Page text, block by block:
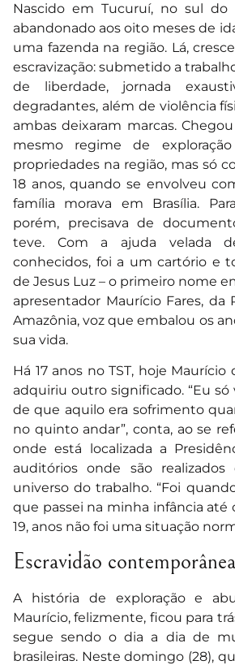
Nascido em Tucuruí, no sul do
abandonado aos oito meses de
uma fazenda na região. Lá,
escravização: submetido a
de liberdade, jornada
degradantes, além de violência
ambas deixaram marcas.
mesmo regime de
propriedades na região, mas só
18 anos, quando se envolveu
família morava em Brasília.
porém, precisava de
teve. Com a ajuda velada
conhecidos, foi a um cartório e
de Jesus Luz – o primeiro nome
apresentador Maurício Fares, da
Amazônia, voz que embalou os
sua vida.
Há 17 anos no TST, hoje
adquiriu outro significado. “Eu
de que aquilo era sofrimento
no quinto andar”, conta, ao se
onde está localizada a
auditórios onde são
universo do trabalho. “Foi
que passei na minha infância até
19, anos não foi uma situação
Escravidão contemporânea
A história de exploração e
Maurício, felizmente, ficou para
segue sendo o dia a dia de
brasileiras. Neste domingo (28),